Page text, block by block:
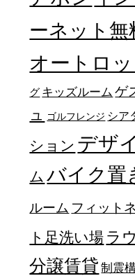
ーネット無
オートロッ
グ キッズルーム ゲ
ュ
ゴルフレンジ シア
ション デザ
ム バイク置
ルーム フィット
ト足洗い場 ラ
分譲賃貸 制震